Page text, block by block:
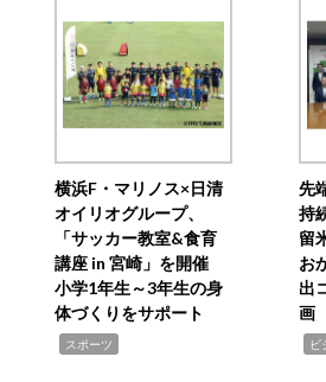
横浜F・マリノス×日清
オイリオグループ、
「サッカー教室&食育
講座 in 宮崎」を開催
小学1年生～3年生の身
体づくりをサポート
スポーツ
先
持
留
お
出
画
ビ